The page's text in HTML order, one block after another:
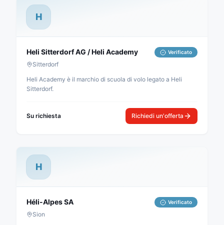
H
Heli Sitterdorf AG / Heli Academy Verificato
Sitterdorf
Heli Academy è il marchio di scuola di volo legato a Heli
Sitterdorf.
Su richiesta Richiedi un'offerta
H
Héli-Alpes SA Verificato
Sion